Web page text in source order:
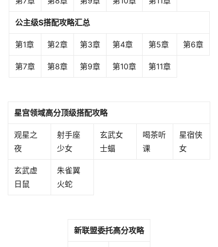
公主级S搭配攻略汇总
第1章 第2章 第3章 第4章 第5章 第6章
第7章 第8章 第9章 第10章 第11章
星宫领域高分顶级搭配攻略
观星之
夜
射手座
少女
玄武女
士蝠
喝茶听
课
星宿侠
女
玄武虚
日鼠
朱雀翼
火蛇
新联盟委托高分攻略